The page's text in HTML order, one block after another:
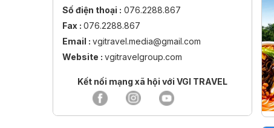
Số điện thoại : 076.2288.867
Fax : 076.2288.867
Email : vgitravel.media@gmail.com
Website : vgitravelgroup.com
Kết nối mạng xã hội với VGI TRAVEL